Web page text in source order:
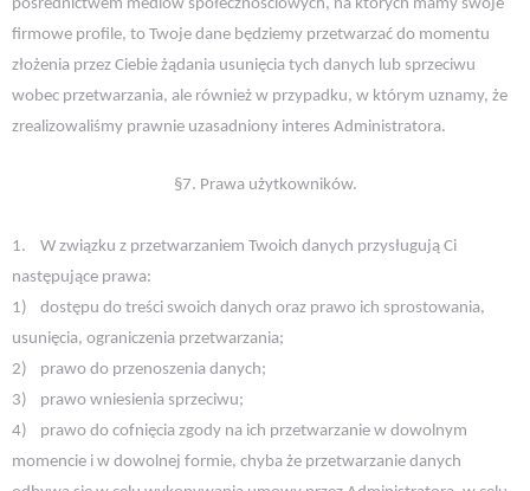
pośrednictwem mediów społecznościowych, na których mamy swoje
firmowe profile, to Twoje dane będziemy przetwarzać do momentu
złożenia przez Ciebie żądania usunięcia tych danych lub sprzeciwu
wobec przetwarzania, ale również w przypadku, w którym uznamy, że
zrealizowaliśmy prawnie uzasadniony interes Administratora.
§7. Prawa użytkowników.
1.
W związku z przetwarzaniem Twoich danych przysługują Ci
następujące prawa:
1)
dostępu do treści swoich danych oraz prawo ich sprostowania,
usunięcia, ograniczenia przetwarzania;
2)
prawo do przenoszenia danych;
3)
prawo wniesienia sprzeciwu;
4)
prawo do cofnięcia zgody na ich przetwarzanie w dowolnym
momencie i w dowolnej formie, chyba że przetwarzanie danych